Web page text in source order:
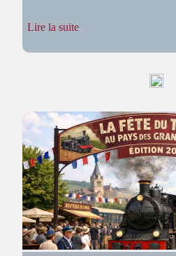
Lire la suite:
Noël
Électriques